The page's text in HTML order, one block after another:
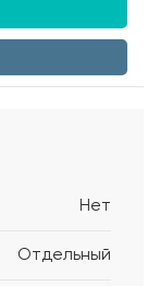
Нет
Отдельный